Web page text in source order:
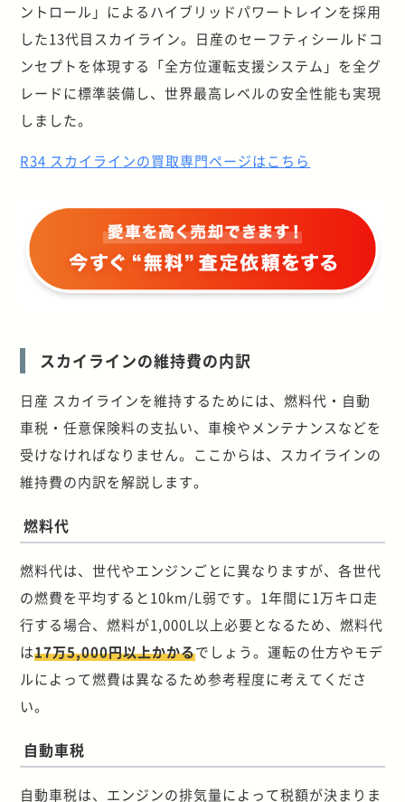
ントロール」によるハイブリッドパワートレインを採用
した13代目スカイライン。日産のセーフティシールドコ
ンセプトを体現する「全方位運転支援システム」を全グ
レードに標準装備し、世界最高レベルの安全性能も実現
しました。
R34 スカイラインの買取専門ページはこちら
スカイラインの維持費の内訳
日産 スカイラインを維持するためには、燃料代・自動
車税・任意保険料の支払い、車検やメンテナンスなどを
受けなければなりません。ここからは、スカイラインの
維持費の内訳を解説します。
燃料代
燃料代は、世代やエンジンごとに異なりますが、各世代
の燃費を平均すると10km/L弱です。1年間に1万キロ走
行する場合、燃料が1,000L以上必要となるため、燃料代
は17万5,000円以上かかるでしょう。運転の仕方やモデ
ルによって燃費は異なるため参考程度に考えてくださ
い。
自動車税
自動車税は、エンジンの排気量によって税額が決まりま